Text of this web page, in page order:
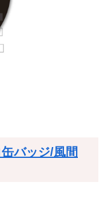
バッジ/風間